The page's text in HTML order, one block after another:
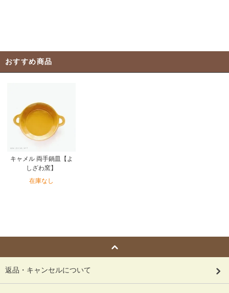
おすすめ商品
キャメル 両手鍋皿【よ
しざわ窯】
在庫なし
返品・キャンセルについて